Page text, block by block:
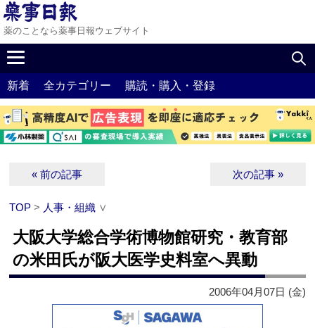
薬のことなら薬事日報ウェブサイト
新着 全カテゴリー 購読・購入・登録
« 前の記事 次の記事 »
TOP > 人事・組織 ∨
大阪大学総合学術博物館研究・教育部
の米田氏が阪大医学史料室へ異動
2006年04月07日 (金)